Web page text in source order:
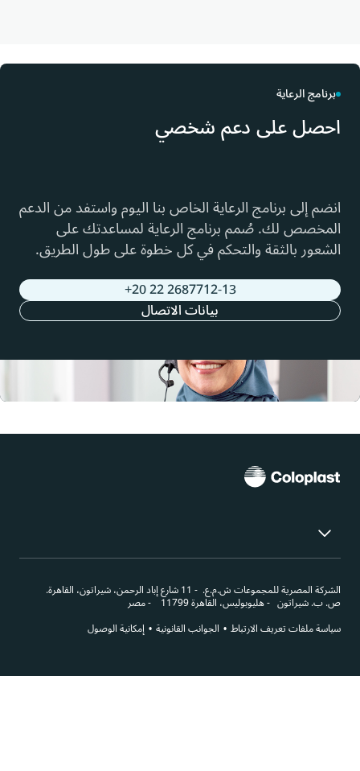
برنامج الرعاية
على دعم شخصي
إلى برنامج الرعاية الخاص بنا اليوم واستفد من الدعم
لك. صُمم برنامج الرعاية لمساعدتك على
بالثقة والتحكم في كل خطوة على طول الطريق.
2687712-13 22 20+
بيانات الاتصال
المصرية للمجموعات ش.م.ع. 11 شارع إباد الرحمن، شيراتون، القاهرة.
ب. شيراتون هليوبوليس، القاهرة 11799
مصر
ملفات تعريف الارتباط الجوانب القانونية إمكانية الوصول